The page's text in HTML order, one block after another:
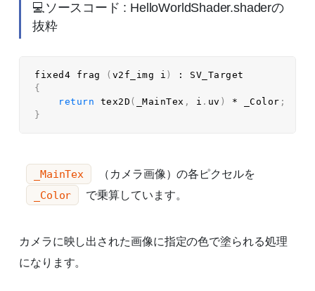
💻ソースコード : HelloWorldShader.shaderの
抜粋
fixed4 frag ( v2f_img i ) :
{
return
tex2D ( _MainTex , i . uv ) * _Color ;
}
_MainTex （カメラ画像）の各ピクセルを
_Color で乗算しています。
カメラに映し出された画像に指定の色で塗られる処理
になります。